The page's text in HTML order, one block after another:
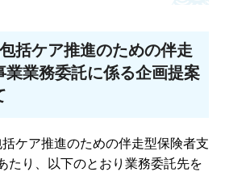
括ケア推進のための伴走
業業務委託に係る企画提案
ケア推進のための伴走型保険者支
たり、以下のとおり業務委託先を